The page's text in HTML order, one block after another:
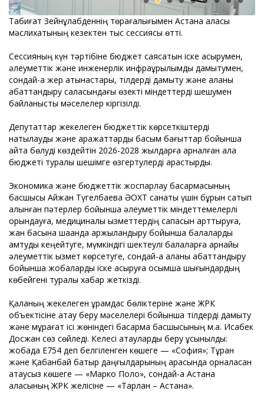
Табиғат Зейнұлқабденнің төрағалығымен Астана қаласы
мәслихатының кезектен тыс сессиясы өтті.
Сессияның күн тәртібіне бюджет саясатын іске асырумен,
әлеуметтік және инженерлік инфрақұрылымды дамытумен,
сондай-ақ жер қатынастары, тілдерді дамыту және қаланы
абаттандыру саласындағы өзекті міндеттерді шешумен
байланысты мәселелер кіргізілді.
Депутаттар жекелеген бюджеттік көрсеткіштерді
нақтылауды және қаражаттарды басым бағыттар бойынша
қайта бөлуді көздейтін 2026-2028 жылдарға арналған қала
бюджеті туралы шешімге өзгертулерді қарастырды.
Экономика және бюджеттік жоспарлау басқармасының
басшысы Айжан Түгелбаева ӘОХТ санаты үшін бұрын сатып
алынған пәтерлер бойынша әлеуметтік міндеттемелерлі
орындауға, медициналық қызметтердің сапасын арттыруға,
жан басына шаққанда қаржыландыру бойынша балаларды
қамтуды кеңейтуге, мүмкіндігі шектеулі балаларға арнайы
әлеуметтік қызмет көрсетуге, сондай-ақ қаланы абаттандыру
бойынша жобаларды іске асыруға қосымша шығындардың
көбейгені туралы хабар жеткізді.
Қаланың жекелеген құрамдас бөліктеріне және ЖРК
объектісіне атау беру мәселелері бойынша тілдерді дамыту
және мұрағат ісі жөніндегі басқарма басшысының м.а. Исабек
Досжан сөз сөйледі. Келесі атауларды беру ұсынылды:
жобада Е754 деп белгіленген көшеге — «София»; Тұран
және Қабанбай батыр даңғылдарының арасында орналасқан
атаусыз көшеге — «Марко Поло», сондай-ақ Астана
қаласының ЖРК желісіне — «Тарлан – Астана».